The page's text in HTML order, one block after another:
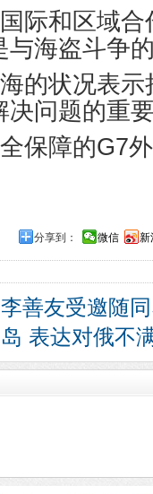
际和区域
海盗斗争
的状况表
决问题的重
保障的G7
分享到： 微信 新
善友受邀随
表达对俄不